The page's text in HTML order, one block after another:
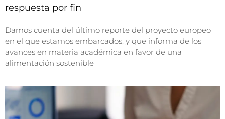
respuesta por fin
Damos cuenta del último reporte del proyecto europeo
en el que estamos embarcados, y que informa de los
avances en materia académica en favor de una
alimentación sostenible